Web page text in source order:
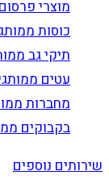
מוצרי
כוסות
תיקי גב
עטים
מחברות
בקבוקים
שירותים נוספים